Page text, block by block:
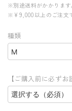
※別途送料がかかります
※¥9,000以上のご注文
種類
【ご購入前に必ず